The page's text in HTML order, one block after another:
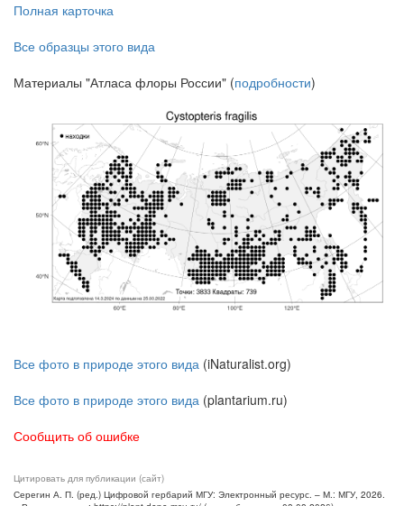
Полная карточка
Все образцы этого вида
Материалы "Атласа флоры России" (подробности)
Все фото в природе этого вида (iNaturalist.org)
Все фото в природе этого вида (plantarium.ru)
Сообщить об ошибке
Цитировать для публикации (сайт)
Серегин А. П. (ред.) Цифровой гербарий МГУ: Электронный ресурс. – М.: МГУ, 2026.